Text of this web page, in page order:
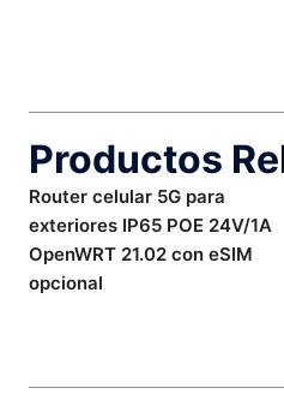
Productos
Router celular 5G para
exteriores IP65 POE 24V/1A
OpenWRT 21.02 con eSIM
opcional